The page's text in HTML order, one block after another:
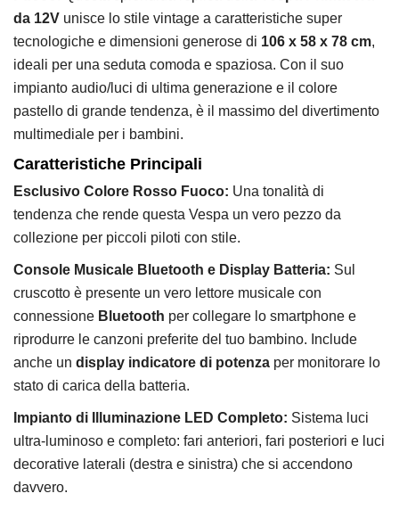
da 12V unisce lo stile vintage a caratteristiche super
tecnologiche e dimensioni generose di 106 x 58 x 78 cm,
ideali per una seduta comoda e spaziosa. Con il suo
impianto audio/luci di ultima generazione e il colore
pastello di grande tendenza, è il massimo del divertimento
multimediale per i bambini.
Caratteristiche Principali
Esclusivo Colore Rosso Fuoco: Una tonalità di
tendenza che rende questa Vespa un vero pezzo da
collezione per piccoli piloti con stile.
Console Musicale Bluetooth e Display Batteria: Sul
cruscotto è presente un vero lettore musicale con
connessione Bluetooth per collegare lo smartphone e
riprodurre le canzoni preferite del tuo bambino. Include
anche un display indicatore di potenza per monitorare lo
stato di carica della batteria.
Impianto di Illuminazione LED Completo: Sistema luci
ultra-luminoso e completo: fari anteriori, fari posteriori e luci
decorative laterali (destra e sinistra) che si accendono
davvero.